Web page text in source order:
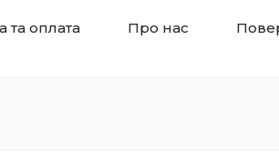
та оплата Про нас